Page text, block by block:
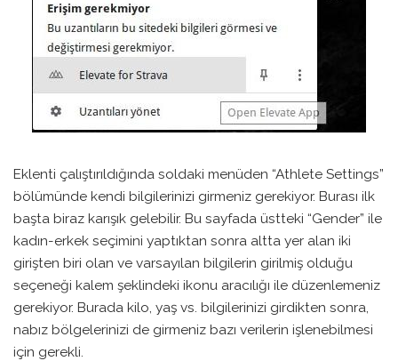
Eklenti çalıştırıldığında soldaki menüden “Athlete Settings”
bölümünde kendi bilgilerinizi girmeniz gerekiyor. Burası ilk
başta biraz karışık gelebilir. Bu sayfada üstteki “Gender” ile
kadın-erkek seçimini yaptıktan sonra altta yer alan iki
girişten biri olan ve varsayılan bilgilerin girilmiş olduğu
seçeneği kalem şeklindeki ikonu aracılığı ile düzenlemeniz
gerekiyor. Burada kilo, yaş vs. bilgilerinizi girdikten sonra,
nabız bölgelerinizi de girmeniz bazı verilerin işlenebilmesi
için gerekli.